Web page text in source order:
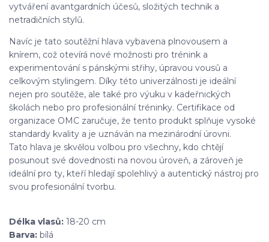
vytváření avantgardních účesů, složitých technik a
netradičních stylů.
Navíc je tato soutěžní hlava vybavena plnovousem a
knírem, což otevírá nové možnosti pro trénink a
experimentování s pánskými střihy, úpravou vousů a
celkovým stylingem. Díky této univerzálnosti je ideální
nejen pro soutěže, ale také pro výuku v kadeřnických
školách nebo pro profesionální tréninky. Certifikace od
organizace OMC zaručuje, že tento produkt splňuje vysoké
standardy kvality a je uznáván na mezinárodní úrovni.
Tato hlava je skvělou volbou pro všechny, kdo chtějí
posunout své dovednosti na novou úroveň, a zároveň je
ideální pro ty, kteří hledají spolehlivý a autentický nástroj pro
svou profesionální tvorbu.
Délka vlasů: 18-20 cm
Barva: bílá